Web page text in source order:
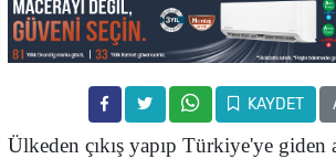
KAYDET
Ülkeden çıkış yapıp Türkiye'ye giden